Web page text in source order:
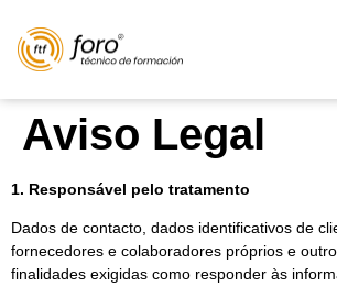
Aviso Legal
1. Responsável pelo tratamento
Dados de contacto, dados identificativos de
fornecedores e colaboradores próprios e
finalidades exigidas como responder às